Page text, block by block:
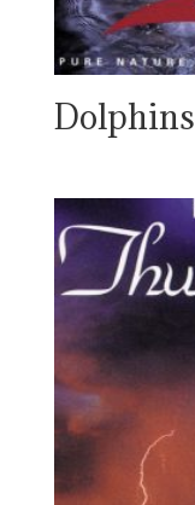
Dolphins